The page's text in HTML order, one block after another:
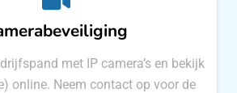
met IP camera’s en bekijk
online. Neem contact op voor de